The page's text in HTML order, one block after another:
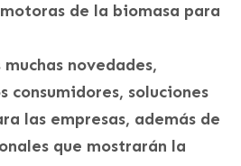
de la biomasa para
novedades,
consumidores, soluciones
las empresas, además de
que mostrarán la